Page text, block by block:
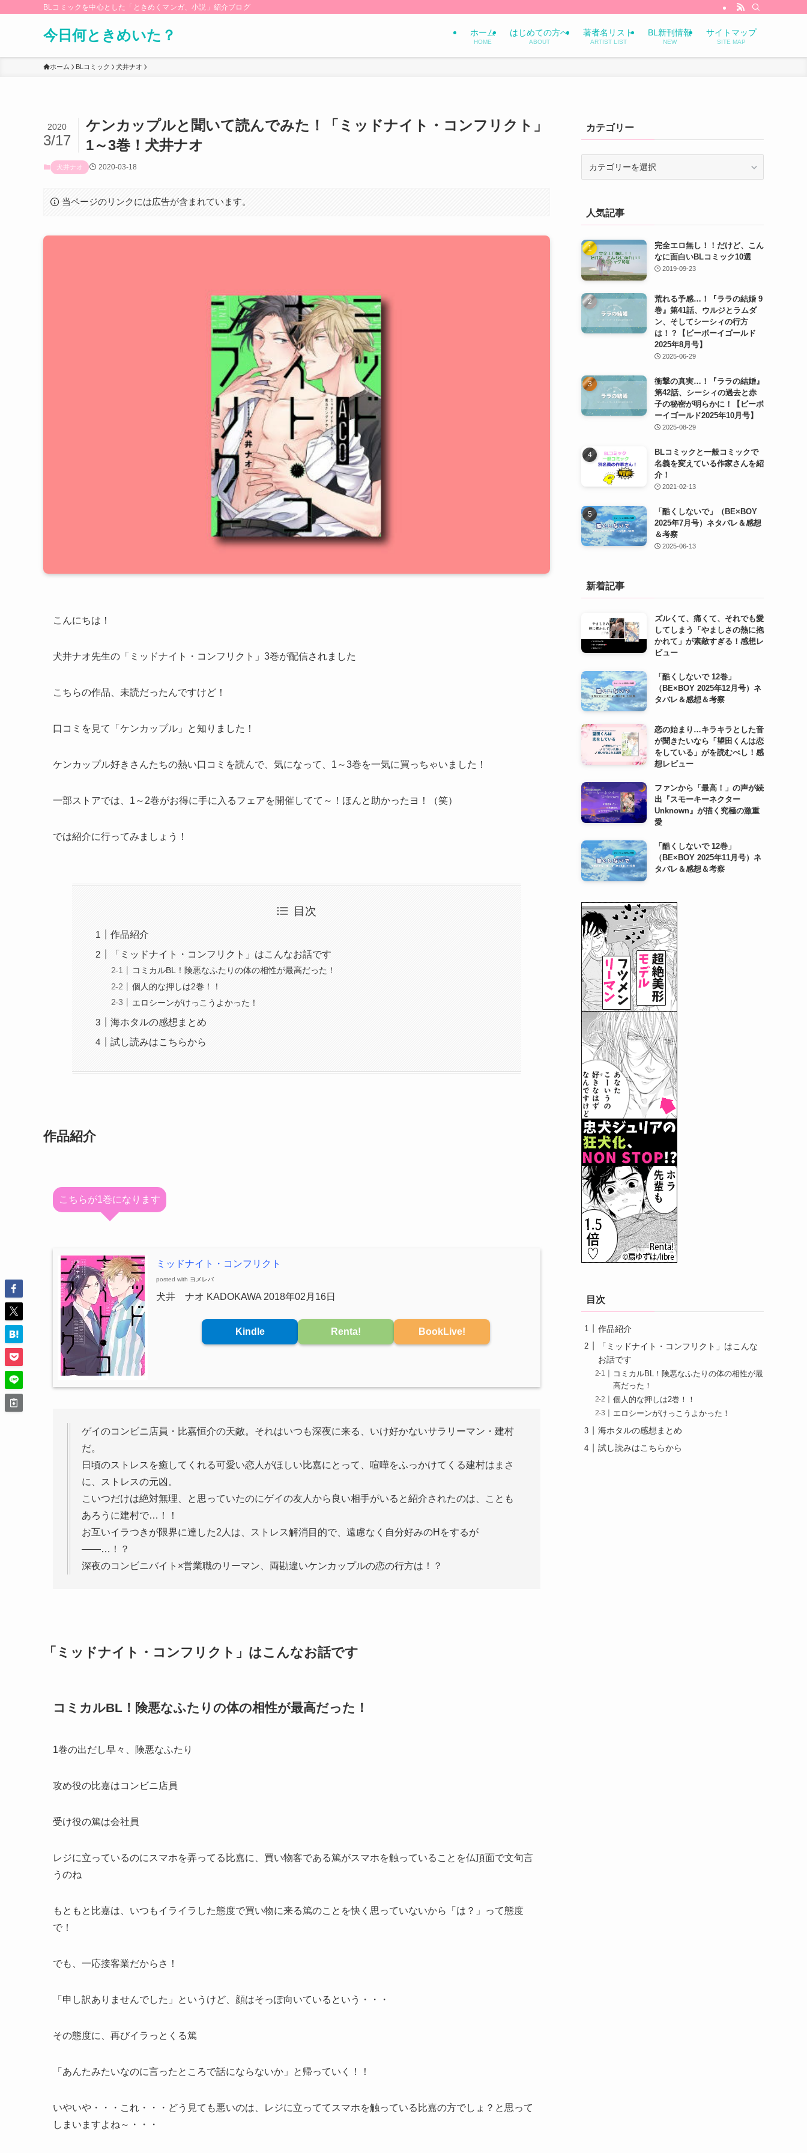
BLコミックを中心とした「ときめくマンガ、小説」紹介ブログ
今日何ときめいた？ ホーム
HOME
はじめての方へ
ABOUT
著者名リスト
ARTIST LIST
BL新刊情報
NEW
サイトマップ
SITE MAP
ホーム BLコミック 犬井ナオ
ケンカップルと聞いて読んでみた！「ミッドナイト・コンフリクト」
1～3巻！犬井ナオ
2020
3/17
犬井ナオ 2020-03-18
当ページのリンクには広告が含まれています。
こんにちは！
犬井ナオ先生の 「ミッドナイト・コンフリクト」3巻が配信されました
こちらの作品、未読だったんですけど！
口コミを見て「ケンカップル」と知りました！
ケンカップル好きさんたちの熱い口コミを読んで、気になって、1～3巻を一気に買っちゃいました！
一部ストアでは、1～2巻がお得に手に入るフェアを開催してて～！ほんと助かったヨ！（笑）
では紹介に行ってみましょう！
目次
作品紹介
「ミッドナイト・コンフリクト」はこんなお話です
コミカルBL！険悪なふたりの体の相性が最高だった！
個人的な押しは2巻！！
エロシーンがけっこうよかった！
海ホタルの感想まとめ
試し読みはこちらから
作品紹介
こちらが1巻になります
ミッドナイト・コンフリクト
posted with ヨメレバ
犬井 ナオ KADOKAWA 2018年02月16日
Kindle Renta! BookLive!
ゲイのコンビニ店員・比嘉恒介の天敵。それはいつも深夜に来る、いけ好かないサラリーマン・建村
だ。
日頃のストレスを癒してくれる可愛い恋人がほしい比嘉にとって、喧嘩をふっかけてくる建村はまさ
に、ストレスの元凶。
こいつだけは絶対無理、と思っていたのにゲイの友人から良い相手がいると紹介されたのは、ことも
あろうに建村で…！！
お互いイラつきが限界に達した2人は、ストレス解消目的で、遠慮なく自分好みのHをするが
――…！？
深夜のコンビニバイト×営業職のリーマン、両勘違いケンカップルの恋の行方は！？
「ミッドナイト・コンフリクト」はこんなお話です
コミカルBL！険悪なふたりの体の相性が最高だった！
1巻の出だし早々、険悪なふたり
攻め役の比嘉はコンビニ店員
受け役の篤は会社員
レジに立っているのにスマホを弄ってる比嘉に、買い物客である篤がスマホを触っていることを仏頂面で文句言
うのね
もともと比嘉は、いつもイライラした態度で買い物に来る篤のことを快く思っていないから「は？」って態度
で！
でも、一応接客業だからさ！
「申し訳ありませんでした」というけど、顔はそっぽ向いているという・・・
その態度に、再びイラっとくる篤
「あんたみたいなのに言ったところで話にならないか」と帰っていく！！
いやいや・・・これ・・・どう見ても悪いのは、レジに立っててスマホを触っている比嘉の方でしょ？と思って
しまいますよね～・・・
カテゴリー
ー人気記事
完全エロ無し！！だけど、こん
なに面白いBLコミック10選
2019-09-23
荒れる予感…！『ララの結婚 9
巻』第41話、ウルジとラムダ
ン、そしてシーシィの行方
は！？【ビーボーイゴールド
2025年8月号】
2025-06-29
衝撃の真実…！『ララの結婚』
第42話、シーシィの過去と赤
子の秘密が明らかに！【ビーボ
ーイゴールド2025年10月号】
2025-08-29
BLコミックと一般コミックで
名義を変えている作家さんを紹
介！
2021-02-13
「酷くしないで」（BE×BOY
2025年7月号）ネタバレ＆感想
＆考察
2025-06-13
新着記事
ズルくて、痛くて、それでも愛
してしまう「やましさの熱に抱
かれて」が素敵すぎる！感想レ
ビュー
「酷くしないで 12巻」
（BE×BOY 2025年12月号）ネ
タバレ＆感想＆考察
恋の始まり…キラキラとした音
が聞きたいなら「望田くんは恋
をしている」がを読むべし！感
想レビュー
ファンから「最高！」の声が続
出『スモーキーネクター
Unknown』が描く究極の激重
愛
「酷くしないで 12巻」
（BE×BOY 2025年11月号）ネ
タバレ＆感想＆考察
目次
作品紹介
「ミッドナイト・コンフリクト」はこんな
お話です
コミカルBL！険悪なふたりの体の相性が最
高だった！
個人的な押しは2巻！！
エロシーンがけっこうよかった！
海ホタルの感想まとめ
試し読みはこちらから